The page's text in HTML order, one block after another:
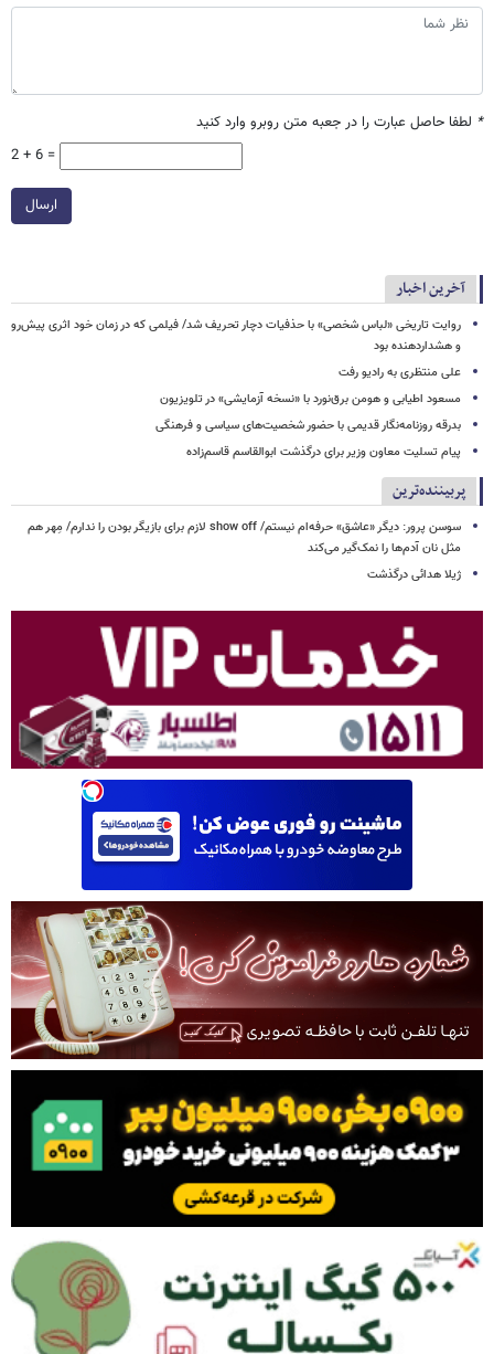
* لطفا حاصل عبارت را در جعبه متن روبرو وارد کنید
2 + 6 =
ارسال
آخرین اخبار
روایت تاریخی «لباس شخصی» با حذفیات دچار تحریف شد/ فیلمی که در زمان خود اثری پیش‌رو
و هشداردهنده بود
علی منتظری به رادیو رفت
مسعود اطیابی و هومن برق‌نورد با «نسخه آزمایشی» در تلویزیون
بدرقه روزنامه‌نگار قدیمی با حضور شخصیت‌های سیاسی و فرهنگی
پیام تسلیت معاون وزیر برای درگذشت ابوالقاسم قاسم‌زاده
پربیننده‌ترین
سوسن پرور: دیگر «عاشق» حرفه‌ام نیستم/ show off لازم برای بازیگر بودن را ندارم/ مِهر هم
مثل نان آدم‌ها را نمک‌گیر می‌کند
ژیلا هدائی درگذشت